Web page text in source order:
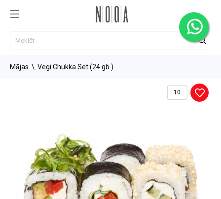
Mājas Vegi Chukka Set (24 gb.)
10